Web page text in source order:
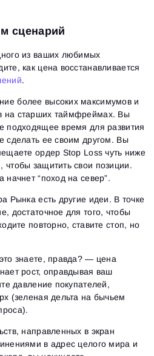
сценарий
из ваших любимых
как цена восстанавливается
.
более высоких максимумов и
на старших таймфреймах. Вы
подходящее время для развития
сделать ее своим другом. Вы
ордер Stop Loss чуть ниже
защитить свои позиции.
“поход на север”.
Рынка есть другие идеи. В точке
достаточное для того, чтобы
повторно, ставите стоп, но
знаете, правда? — цена
рост, оправдывая ваш
давление покупателей,
(зеленая дельта на бычьем
направленных в экран
в адрес целого мира и